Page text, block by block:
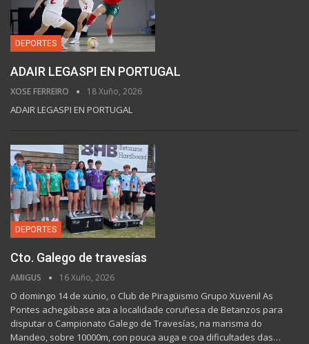
DEPORTES
ADAIR LEGASPI EN PORTUGAL
XOSE FERREIRO 18 Xuño, 2026
ADAIR LEGASPI EN PORTUGAL
DEPORTES
Cto. Galego de travesías
AMIGUS 16 Xuño, 2026
O domingo 14 de xunio, o Club de Piragüismo Grupo Xuvenil As
Pontes achegábase ata a localidade coruñesa de Betanzos para
disputar o Campionato Galego de Travesías, na marisma do
Mandeo, sobre 10000m, con pouca auga e coa dificultades das…